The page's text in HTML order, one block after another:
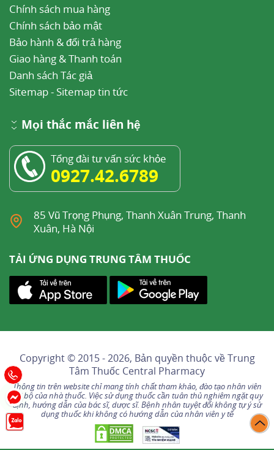
Chính sách mua hàng
Chính sách bảo mật
Bảo hành & đổi trả hàng
Giao hàng & Thanh toán
Danh sách Tác giả
Sitemap- Sitemap tin tức
Mọi thắc mắc liên hệ
Tổng đài tư vấn sức khỏe
0927.42.6789
85 Vũ Trọng Phụng, Thanh Xuân Trung, Thanh
Xuân, Hà Nội
TẢI ỨNG DỤNG TRUNG TÂM THUỐC
Copyright © 2015 - 2026, Bản quyền thuộc vềTrung
Tâm Thuốc Central Pharmacy
Thông tin trên website chỉ mang tính chất tham khảo, đào tạo nhân viên
nội bộ của nhà thuốc. Việc sử dụng thuốc cần tuân thủ nghiêm ngặt quy
định, hướng dẫn của bác sĩ, dược sĩ. Bệnh nhân tuyệt đối không tự ý sử
dụng thuốc khi không có hướng dẫn của nhân viên y tế